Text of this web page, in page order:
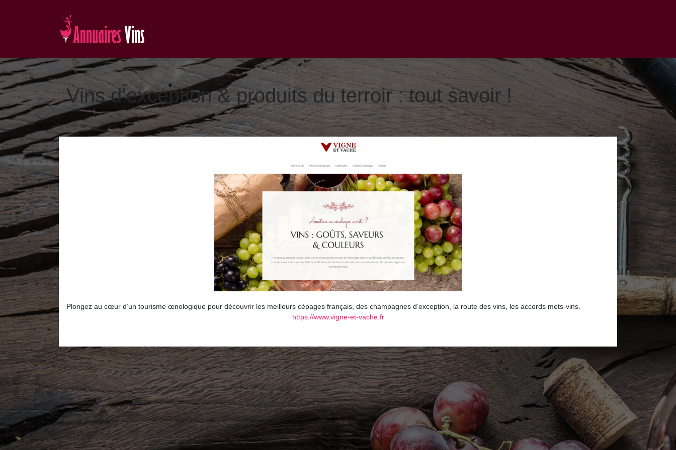
Vins d’exception & produits du terroir : tout savoir !
Plongez au cœur d’un tourisme œnologique pour découvrir les meilleurs cépages français, des champagnes d’exception, la route des vins, les accords mets-vins.
https://www.vigne-et-vache.fr